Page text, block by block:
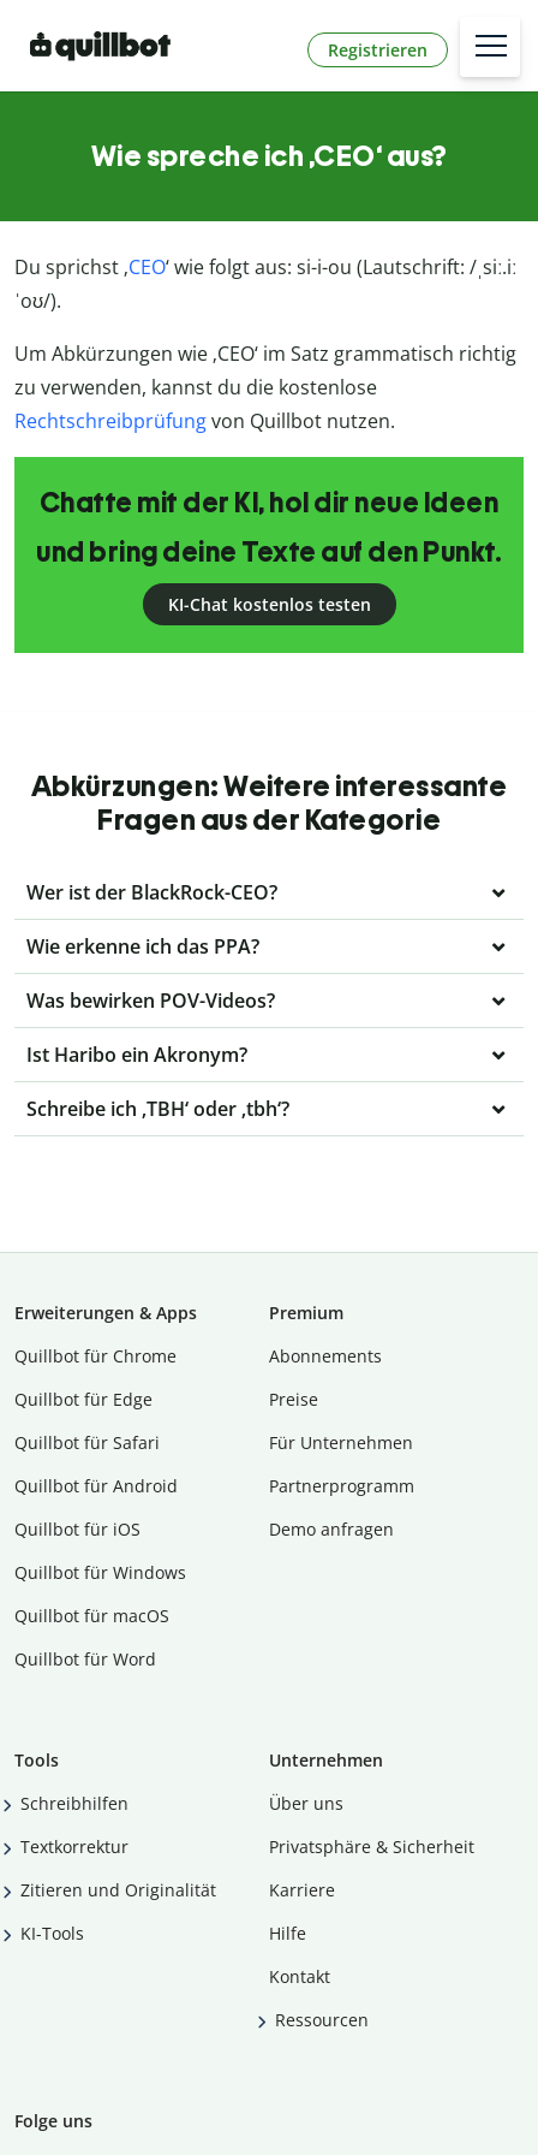
Registrieren
Wie spreche ich ‚CEO‘ aus?
Du sprichst ‚CEO‘ wie folgt aus: si-i-ou (Lautschrift: /ˌsiː.iː
ˈoʊ/).
Um Abkürzungen wie ‚CEO‘ im Satz grammatisch richtig
zu verwenden, kannst du die kostenlose
Rechtschreibprüfungvon Quillbot nutzen.
Chatte mit der KI, hol dir neue Ideen
und bring deine Texte auf den Punkt.
KI-Chat kostenlos testen
Abkürzungen: Weitere interessante
Fragen aus der Kategorie
Wer ist der BlackRock-CEO?
Wie erkenne ich das PPA?
Was bewirken POV-Videos?
Ist Haribo ein Akronym?
Schreibe ich ‚TBH‘ oder ‚tbh‘?
Erweiterungen & Apps
Quillbot für Chrome
Quillbot für Edge
Quillbot für Safari
Quillbot für Android
Quillbot für iOS
Quillbot für Windows
Quillbot für macOS
Quillbot für Word
Premium
Abon­ne­ments
Preise
Für Unternehmen
Partnerprogramm
Demo anfragen
Tools
Schreibhilfen
Textkorrektur
Zitieren und Originalität
KI-Tools
Unternehmen
Über uns
Privatsphäre & Sicherheit
Karriere
Hilfe
Kontakt
Ressourcen
Folge uns